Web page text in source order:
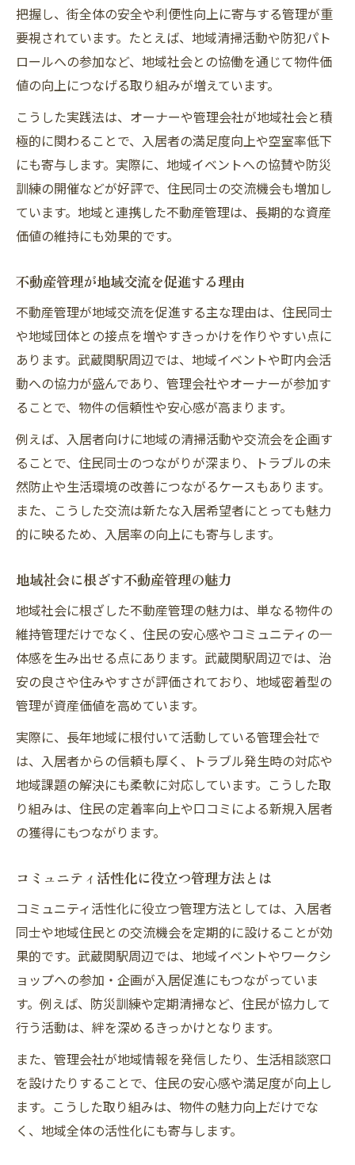
把握し、街全体の安全や利便性向上に寄与する管理が重
要視されています。たとえば、地域清掃活動や防犯パト
ロールへの参加など、地域社会との協働を通じて物件価
値の向上につなげる取り組みが増えています。
こうした実践法は、オーナーや管理会社が地域社会と積
極的に関わることで、入居者の満足度向上や空室率低下
にも寄与します。実際に、地域イベントへの協賛や防災
訓練の開催などが好評で、住民同士の交流機会も増加し
ています。地域と連携した不動産管理は、長期的な資産
価値の維持にも効果的です。
不動産管理が地域交流を促進する理由
不動産管理が地域交流を促進する主な理由は、住民同士
や地域団体との接点を増やすきっかけを作りやすい点に
あります。武蔵関駅周辺では、地域イベントや町内会活
動への協力が盛んであり、管理会社やオーナーが参加す
ることで、物件の信頼性や安心感が高まります。
例えば、入居者向けに地域の清掃活動や交流会を企画す
ることで、住民同士のつながりが深まり、トラブルの未
然防止や生活環境の改善につながるケースもあります。
また、こうした交流は新たな入居希望者にとっても魅力
的に映るため、入居率の向上にも寄与します。
地域社会に根ざす不動産管理の魅力
地域社会に根ざした不動産管理の魅力は、単なる物件の
維持管理だけでなく、住民の安心感やコミュニティの一
体感を生み出せる点にあります。武蔵関駅周辺では、治
安の良さや住みやすさが評価されており、地域密着型の
管理が資産価値を高めています。
実際に、長年地域に根付いて活動している管理会社で
は、入居者からの信頼も厚く、トラブル発生時の対応や
地域課題の解決にも柔軟に対応しています。こうした取
り組みは、住民の定着率向上や口コミによる新規入居者
の獲得にもつながります。
コミュニティ活性化に役立つ管理方法とは
コミュニティ活性化に役立つ管理方法としては、入居者
同士や地域住民との交流機会を定期的に設けることが効
果的です。武蔵関駅周辺では、地域イベントやワークシ
ョップへの参加・企画が入居促進にもつながっていま
す。例えば、防災訓練や定期清掃など、住民が協力して
行う活動は、絆を深めるきっかけとなります。
また、管理会社が地域情報を発信したり、生活相談窓口
を設けたりすることで、住民の安心感や満足度が向上し
ます。こうした取り組みは、物件の魅力向上だけでな
く、地域全体の活性化にも寄与します。